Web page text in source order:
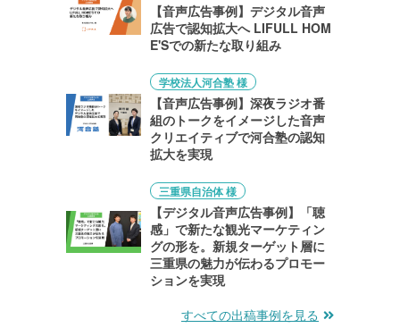
【音声広告事例】デジタル音声
広告で認知拡大へ LIFULL HOM
E'Sでの新たな取り組み
学校法人河合塾 様
【音声広告事例】深夜ラジオ番
組のトークをイメージした音声
クリエイティブで河合塾の認知
拡大を実現
三重県自治体 様
【デジタル音声広告事例】「聴
感」で新たな観光マーケティン
グの形を。新規ターゲット層に
三重県の魅力が伝わるプロモー
ションを実現
すべての出稿事例を見る